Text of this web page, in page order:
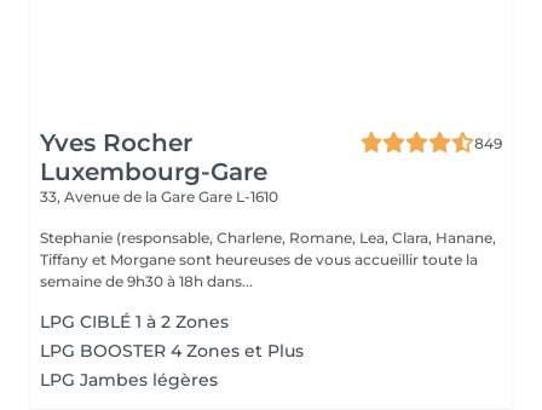
Yves Rocher
Luxembourg-Gare
849
33, Avenue de la Gare Gare L-1610
Stephanie (responsable, Charlene, Romane, Lea, Clara, Hanane,
Tiffany et Morgane sont heureuses de vous accueillir toute la
semaine de 9h30 à 18h dans...
LPG CIBLÉ 1 à 2 Zones
LPG BOOSTER 4 Zones et Plus
LPG Jambes légères